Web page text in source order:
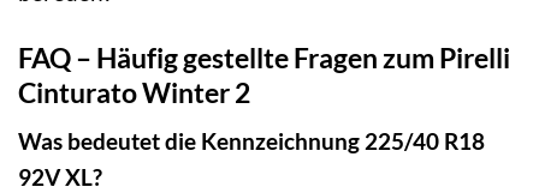
FAQ – Häufig gestellte Fragen zum Pirelli
Cinturato Winter 2
Was bedeutet die Kennzeichnung 225/40 R18
92V XL?